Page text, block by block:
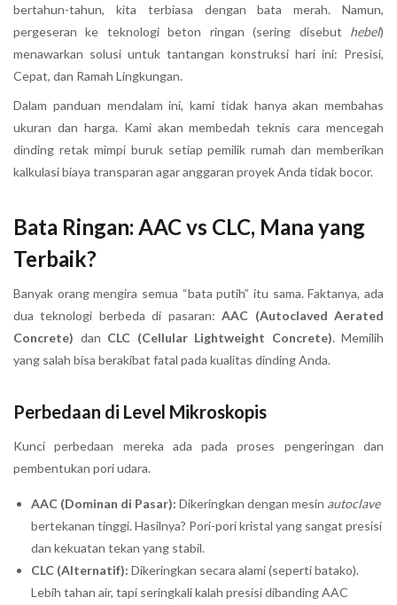
bertahun-tahun, kita terbiasa dengan bata merah. Namun,
pergeseran ke teknologi beton ringan (sering disebut hebel)
menawarkan solusi untuk tantangan konstruksi hari ini: Presisi,
Cepat, dan Ramah Lingkungan.
Dalam panduan mendalam ini, kami tidak hanya akan membahas
ukuran dan harga. Kami akan membedah teknis cara mencegah
dinding retak mimpi buruk setiap pemilik rumah dan memberikan
kalkulasi biaya transparan agar anggaran proyek Anda tidak bocor.
Bata Ringan: AAC vs CLC, Mana yang
Terbaik?
Banyak orang mengira semua “bata putih” itu sama. Faktanya, ada
dua teknologi berbeda di pasaran:AAC (Autoclaved Aerated
Concrete) dan CLC (Cellular Lightweight Concrete). Memilih
yang salah bisa berakibat fatal pada kualitas dinding Anda.
Perbedaan di Level Mikroskopis
Kunci perbedaan mereka ada pada proses pengeringan dan
pembentukan pori udara.
AAC (Dominan di Pasar): Dikeringkan dengan mesin autoclave
bertekanan tinggi. Hasilnya? Pori-pori kristal yang sangat presisi
dan kekuatan tekan yang stabil.
CLC (Alternatif): Dikeringkan secara alami (seperti batako).
Lebih tahan air, tapi seringkali kalah presisi dibanding AAC